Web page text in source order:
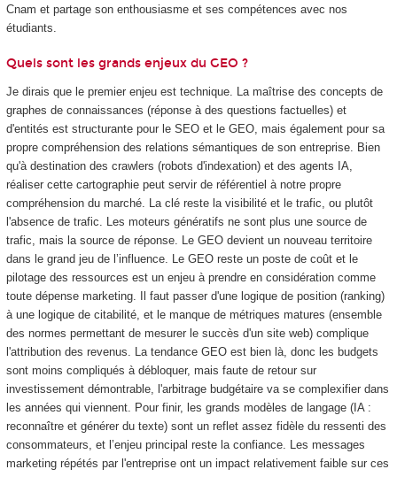
Cnam et partage son enthousiasme et ses compétences avec nos
étudiants.
Quels sont les grands enjeux du GEO ?
Je dirais que le premier enjeu est technique. La maîtrise des concepts de
graphes de connaissances (réponse à des questions factuelles) et
d'entités est structurante pour le SEO et le GEO, mais également pour sa
propre compréhension des relations sémantiques de son entreprise. Bien
qu'à destination des crawlers (robots d'indexation) et des agents IA,
réaliser cette cartographie peut servir de référentiel à notre propre
compréhension du marché. La clé reste la visibilité et le trafic, ou plutôt
l'absence de trafic. Les moteurs génératifs ne sont plus une source de
trafic, mais la source de réponse. Le GEO devient un nouveau territoire
dans le grand jeu de l’influence. Le GEO reste un poste de coût et le
pilotage des ressources est un enjeu à prendre en considération comme
toute dépense marketing. Il faut passer d'une logique de position (ranking)
à une logique de citabilité, et le manque de métriques matures (ensemble
des normes permettant de mesurer le succès d'un site web) complique
l'attribution des revenus. La tendance GEO est bien là, donc les budgets
sont moins compliqués à débloquer, mais faute de retour sur
investissement démontrable, l'arbitrage budgétaire va se complexifier dans
les années qui viennent. Pour finir, les grands modèles de langage (IA :
reconnaître et générer du texte) sont un reflet assez fidèle du ressenti des
consommateurs, et l’enjeu principal reste la confiance. Les messages
marketing répétés par l'entreprise ont un impact relativement faible sur ces